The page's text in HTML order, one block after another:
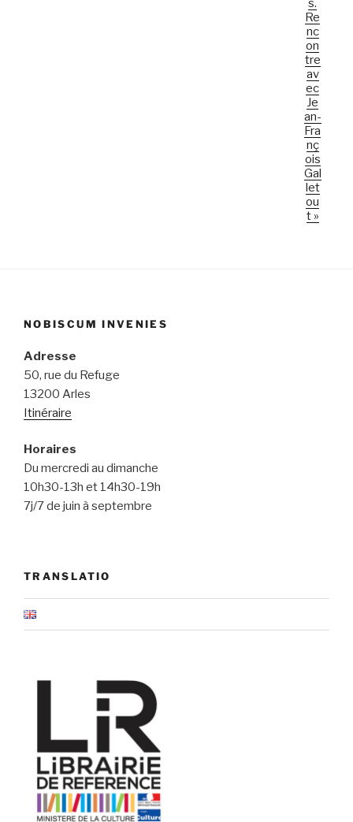
s.
Re
nc
on
tre
av
ec
Je
an-
Fra
nç
ois
Gal
let
ou
t »
NOBISCUM INVENIES
Adresse
50, rue du Refuge
13200 Arles
Itinéraire
Horaires
Du mercredi au dimanche
10h30-13h et 14h30-19h
7j/7 de juin à septembre
TRANSLATIO